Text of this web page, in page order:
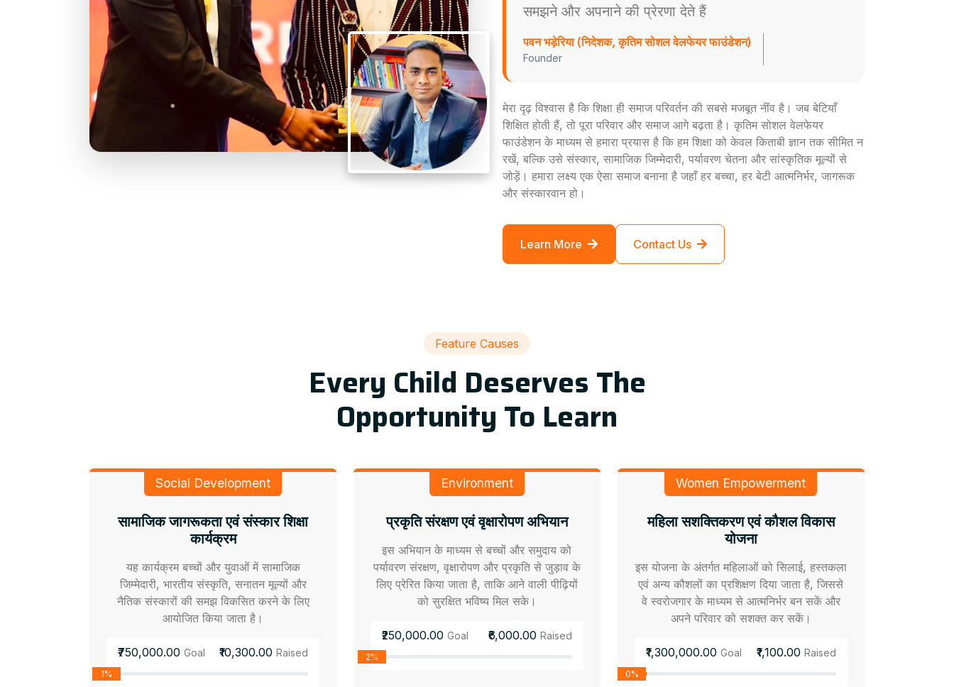
समझने और अपनाने की प्रेरणा देते हैं
पवन भड़ेरिया (निदेशक, कृतिम सोशल वेलफेयर फाउंडेशन)
Founder
मेरा दृढ़ विश्वास है कि शिक्षा ही समाज परिवर्तन की सबसे मजबूत नींव है। जब बेटियाँ
शिक्षित होती हैं, तो पूरा परिवार और समाज आगे बढ़ता है। कृतिम सोशल वेलफेयर
फाउंडेशन के माध्यम से हमारा प्रयास है कि हम शिक्षा को केवल किताबी ज्ञान तक सीमित न
रखें, बल्कि उसे संस्कार, सामाजिक जिम्मेदारी, पर्यावरण चेतना और सांस्कृतिक मूल्यों से
जोड़ें। हमारा लक्ष्य एक ऐसा समाज बनाना है जहाँ हर बच्चा, हर बेटी आत्मनिर्भर, जागरूक
और संस्कारवान हो।
Learn More Contact Us
Feature Causes
Every Child Deserves The
Opportunity To Learn
Social Development
सामाजिक जागरूकता एवं संस्कार शिक्षा
कार्यक्रम
यह कार्यक्रम बच्चों और युवाओं में सामाजिक
जिम्मेदारी, भारतीय संस्कृति, सनातन मूल्यों और
नैतिक संस्कारों की समझ विकसित करने के लिए
आयोजित किया जाता है।
₹750,000.00Goal ₹10,300.00 Raised
1%
Environment
प्रकृति संरक्षण एवं वृक्षारोपण अभियान
इस अभियान के माध्यम से बच्चों और समुदाय को
पर्यावरण संरक्षण, वृक्षारोपण और प्रकृति से जुड़ाव के
लिए प्रेरित किया जाता है, ताकि आने वाली पीढ़ियों
को सुरक्षित भविष्य मिल सके।
₹250,000.00 Goal ₹6,000.00 Raised
2%
Women Empowerment
महिला सशक्तिकरण एवं कौशल विकास
योजना
इस योजना के अंतर्गत महिलाओं को सिलाई, हस्तकला
एवं अन्य कौशलों का प्रशिक्षण दिया जाता है, जिससे
वे स्वरोजगार के माध्यम से आत्मनिर्भर बन सकें और
अपने परिवार को सशक्त कर सकें।
₹1,300,000.00 Goal ₹1,100.00 Raised
0%